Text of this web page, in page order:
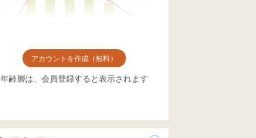
アカウントを作成（無料）
年齢層は、会員登録すると表示されます